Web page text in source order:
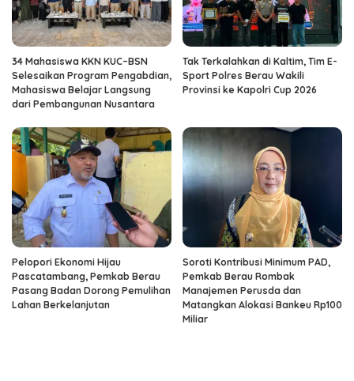
34 Mahasiswa KKN KUC–BSN
Selesaikan Program Pengabdian,
Mahasiswa Belajar Langsung
dari Pembangunan Nusantara
Tak Terkalahkan di Kaltim, Tim E-
Sport Polres Berau Wakili
Provinsi ke Kapolri Cup 2026
Pelopori Ekonomi Hijau
Pascatambang, Pemkab Berau
Pasang Badan Dorong Pemulihan
Lahan Berkelanjutan
Soroti Kontribusi Minimum PAD,
Pemkab Berau Rombak
Manajemen Perusda dan
Matangkan Alokasi Bankeu Rp100
Miliar